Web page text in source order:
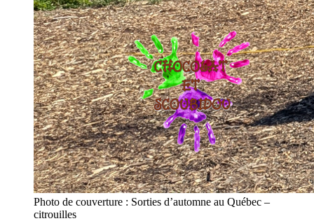
Photo de couverture : Sorties d’automne au Québec –
citrouilles